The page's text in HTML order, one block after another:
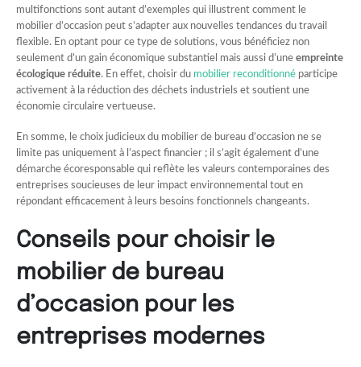
multifonctions sont autant d’exemples qui illustrent comment le
mobilier d’occasion peut s’adapter aux nouvelles tendances du travail
flexible. En optant pour ce type de solutions, vous bénéficiez non
seulement d’un gain économique substantiel mais aussi d’une empreinte
écologique réduite. En effet, choisir du mobilier reconditionné participe
activement à la réduction des déchets industriels et soutient une
économie circulaire vertueuse.
En somme, le choix judicieux du mobilier de bureau d’occasion ne se
limite pas uniquement à l’aspect financier ; il s’agit également d’une
démarche écoresponsable qui reflète les valeurs contemporaines des
entreprises soucieuses de leur impact environnemental tout en
répondant efficacement à leurs besoins fonctionnels changeants.
Conseils pour choisir le
mobilier de bureau
d’occasion pour les
entreprises modernes